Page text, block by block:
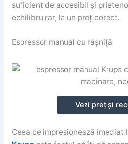
suficient de accesibil și
echilibru rar, la un preț corect.
Espressor manual cu râșniță
Vezi preț și
Ceea ce impresionează imediat